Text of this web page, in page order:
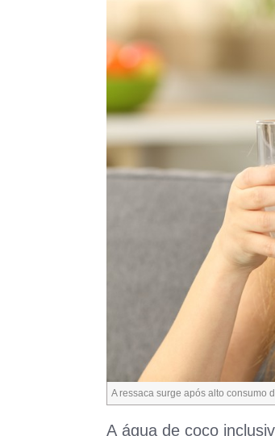
A ressaca surge após alto consumo
A água de coco